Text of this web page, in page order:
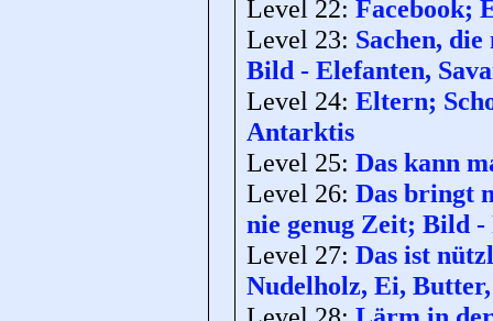
Level 22: Facebook;
Level 23: Sachen,
Bild - Elefanten,
Level 24: Eltern;
Antarktis
Level 25: Das kann
Level 26: Das bringt
nie genug Zeit; Bild -
Level 27: Das ist
Nudelholz, Ei,